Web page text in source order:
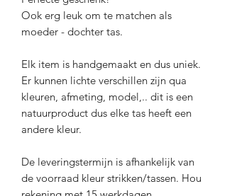
Ook erg leuk om te matchen als
moeder - dochter tas.
Elk item is handgemaakt en dus uniek.
Er kunnen lichte verschillen zijn qua
kleuren, afmeting, model,.. dit is een
natuurproduct dus elke tas heeft een
andere kleur.
De leveringstermijn is afhankelijk van
de voorraad kleur strikken/tassen. Hou